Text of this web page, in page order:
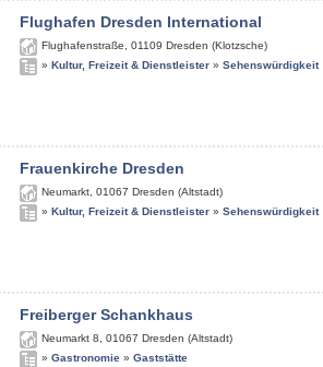
Flughafen Dresden International
Flughafenstraße 01109 Dresden (Klotzsche)
» Kultur, Freizeit & Dienstleister » Sehenswürdigkeit
Frauenkirche Dresden
Neumarkt 01067 Dresden (Altstadt)
» Kultur, Freizeit & Dienstleister » Sehenswürdigkeit
Freiberger Schankhaus
Neumarkt 8 01067 Dresden (Altstadt)
» Gastronomie » Gaststätte